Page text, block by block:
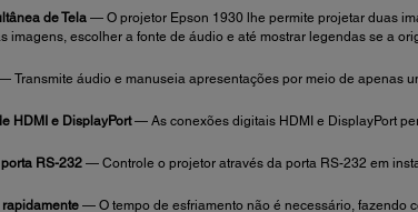
de Tela— O projetor Epson 1930 lhe permite projetar duas
imagens, escolher a fonte de áudio e até mostrar legendas se a
Transmite áudio e manuseia apresentações por meio de apenas
HDMI e DisplayPort— As conexões digitais HDMI e DisplayPort
RS-232— Controle o projetor através da porta RS-232 em
— O tempo de esfriamento não é necessário, fazendo